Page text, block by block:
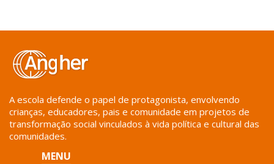
A escola defende o papel de protagonista, envolvendo
crianças, educadores, pais e comunidade em projetos de
transformação social vinculados à vida política e cultural das
comunidades.
MENU